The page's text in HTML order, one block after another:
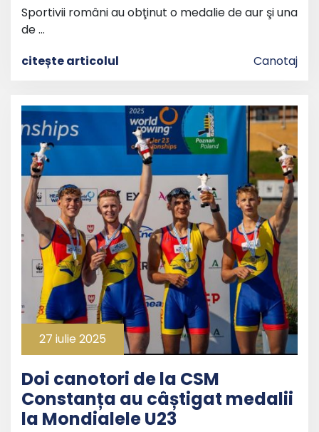
Sportivii români au obţinut o medalie de aur şi una
de …
citește articolul
Canotaj
27 iulie 2025
Doi canotori de la CSM
Constanța au câștigat medalii
la Mondialele U23